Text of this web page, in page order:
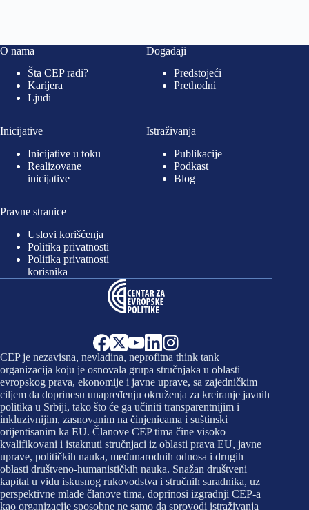
O nama
Šta CEP radi?
Karijera
Ljudi
Događaji
Predstojeći
Prethodni
Inicijative
Inicijative u toku
Realizovane
inicijative
Istraživanja
Publikacije
Podkast
Blog
Pravne stranice
Uslovi korišćenja
Politika privatnosti
Politika privatnosti
korisnika
CEP je nezavisna, nevladina, neprofitna think tank
organizacija koju je osnovala grupa stručnjaka u oblasti
evropskog prava, ekonomije i javne uprave, sa zajedničkim
ciljem da doprinesu unapređenju okruženja za kreiranje javnih
politika u Srbiji, tako što će ga učiniti transparentnijim i
inkluzivnijim, zasnovanim na činjenicama i suštinski
orijentisanim ka EU. Članove CEP tima čine visoko
kvalifikovani i istaknuti stručnjaci iz oblasti prava EU, javne
uprave, političkih nauka, međunarodnih odnosa i drugih
oblasti društveno-humanističkih nauka. Snažan društveni
kapital u vidu iskusnog rukovodstva i stručnih saradnika, uz
perspektivne mlađe članove tima, doprinosi izgradnji CEP-a
kao organizacije sposobne ne samo da sprovodi istraživanja